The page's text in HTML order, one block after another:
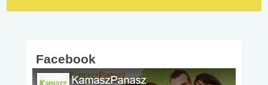
Facebook